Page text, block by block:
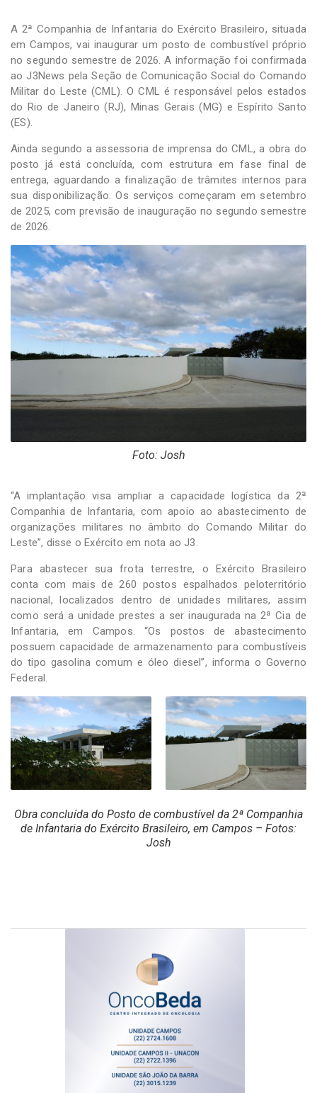
A 2ª Companhia de Infantaria do Exército Brasileiro, situada
em Campos, vai inaugurar um posto de combustível próprio
no segundo semestre de 2026. A informação foi confirmada
ao J3News pela Seção de Comunicação Social do Comando
Militar do Leste (CML). O CML é responsável pelos estados
do Rio de Janeiro (RJ), Minas Gerais (MG) e Espírito Santo
(ES).
Ainda segundo a assessoria de imprensa do CML, a obra do
posto já está concluída, com estrutura em fase final de
entrega, aguardando a finalização de trâmites internos para
sua disponibilização. Os serviços começaram em setembro
de 2025, com previsão de inauguração no segundo semestre
de 2026.
Foto: Josh
“A implantação visa ampliar a capacidade logística da 2ª
Companhia de Infantaria, com apoio ao abastecimento de
organizações militares no âmbito do Comando Militar do
Leste”, disse o Exército em nota ao J3.
Para abastecer sua frota terrestre, o Exército Brasileiro
conta com mais de 260 postos espalhados peloterritório
nacional, localizados dentro de unidades militares, assim
como será a unidade prestes a ser inaugurada na 2ª Cia de
Infantaria, em Campos. “Os postos de abastecimento
possuem capacidade de armazenamento para combustíveis
do tipo gasolina comum e óleo diesel”, informa o Governo
Federal.
Obra concluída do Posto de combustível da 2ª Companhia
de Infantaria do Exército Brasileiro, em Campos – Fotos:
Josh